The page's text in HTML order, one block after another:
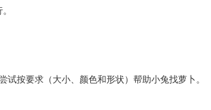
试按要求（大小、颜色和形状）帮助小兔找萝卜。